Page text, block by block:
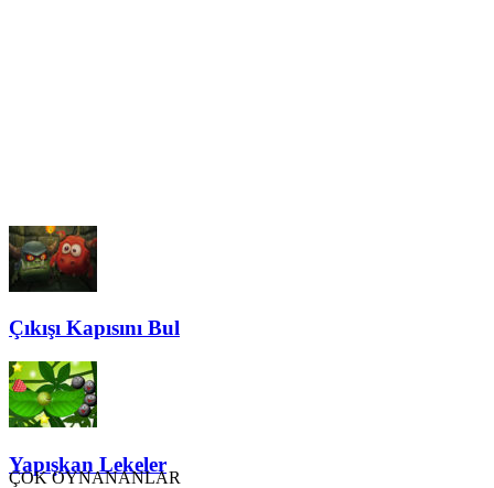
Çıkışı Kapısını Bul
Yapışkan Lekeler
ÇOK OYNANANLAR